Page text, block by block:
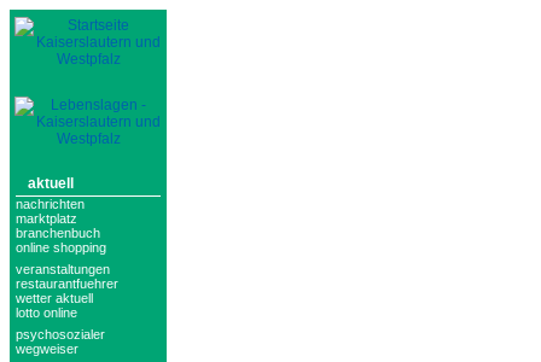
aktuell
nachrichten
marktplatz
branchenbuch
online shopping
veranstaltungen
restaurantfuehrer
wetter aktuell
lotto online
psychosozialer
wegweiser